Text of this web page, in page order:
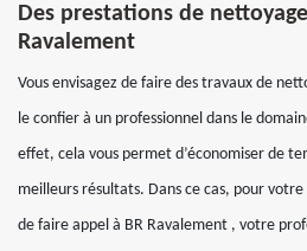
Des prestations de
Ravalement
Vous envisagez de faire des travaux de
le confier à un professionnel dans le
effet, cela vous permet d’économiser de
meilleurs résultats. Dans ce cas, pour
de faire appel à BR Ravalement , votre